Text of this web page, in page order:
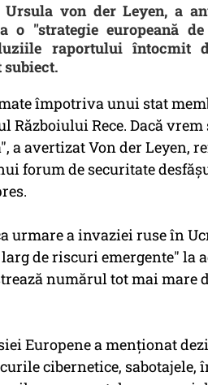
Ursula von der Leyen, a
o "strategie europeană
raportului întocmit
împotriva unui stat
Rece. Dacă vrem
a avertizat Von der Leyen,
forum de securitate
urmare a invaziei ruse în
de riscuri emergente" la
numărul tot mai mare
Europene a menţionat
cibernetice, sabotajele,